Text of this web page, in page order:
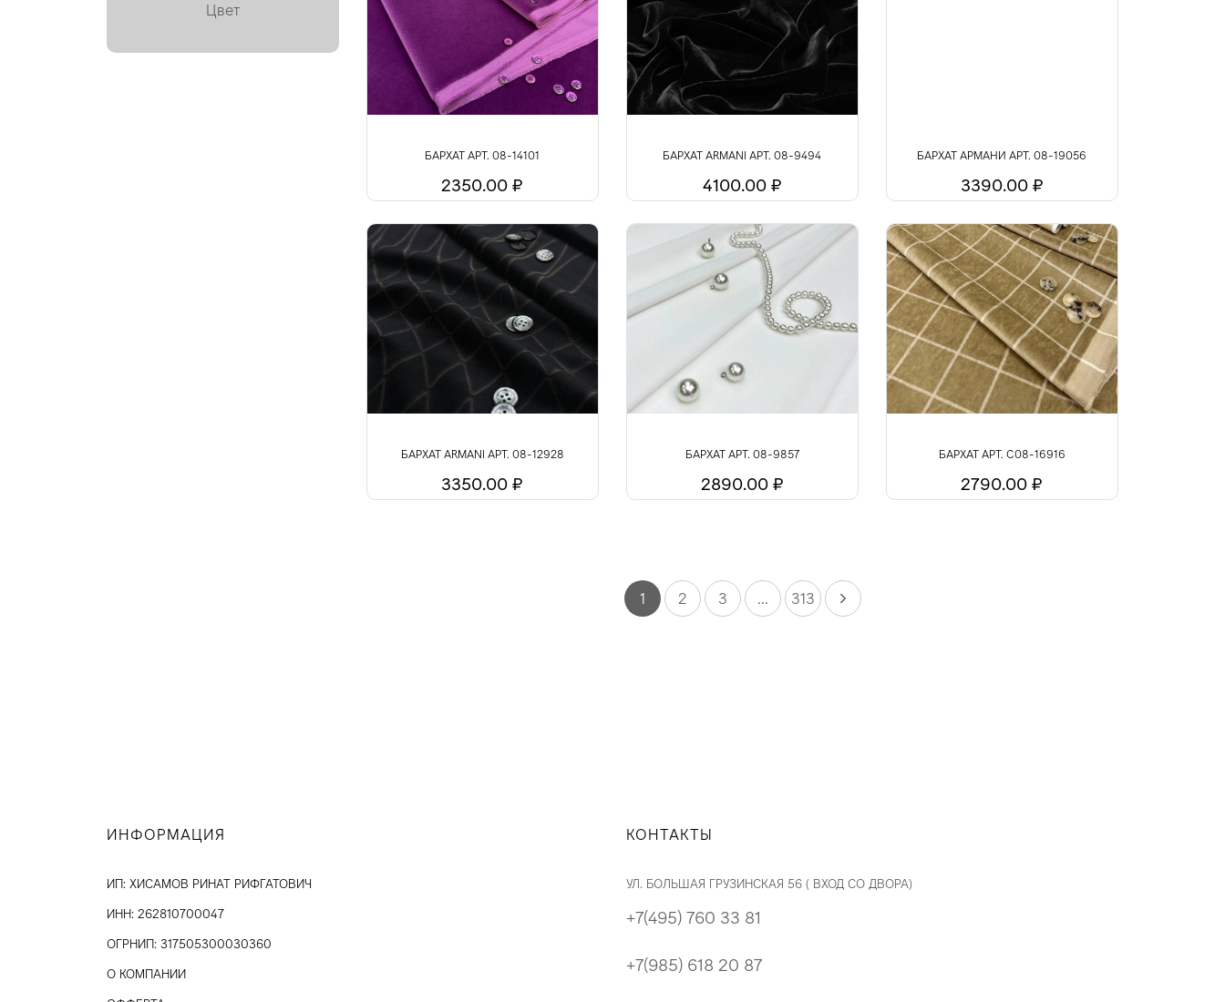
Цвет
БАРХАТ АРТ. 08-14101
2350.00 ₽
БАРХАТ ARMANI АРТ. 08-9494
4100.00 ₽
БАРХАТ АРМАНИ АРТ. 08-19056
3390.00 ₽
БАРХАТ ARMANI АРТ. 08-12928
3350.00 ₽
БАРХАТ АРТ. 08-9857
2890.00 ₽
БАРХАТ АРТ. С08-16916
2790.00 ₽
1 2 3 ... 313
ИНФОРМАЦИЯ
ИП: ХИСАМОВ РИНАТ РИФГАТОВИЧ
ИНН: 262810700047
ОГРНИП: 317505300030360
О КОМПАНИИ
КОНТАКТЫ
УЛ. БОЛЬШАЯ ГРУЗИНСКАЯ 56 ( ВХОД СО ДВОРА)
+7(495) 760 33 81
+7(985) 618 20 87